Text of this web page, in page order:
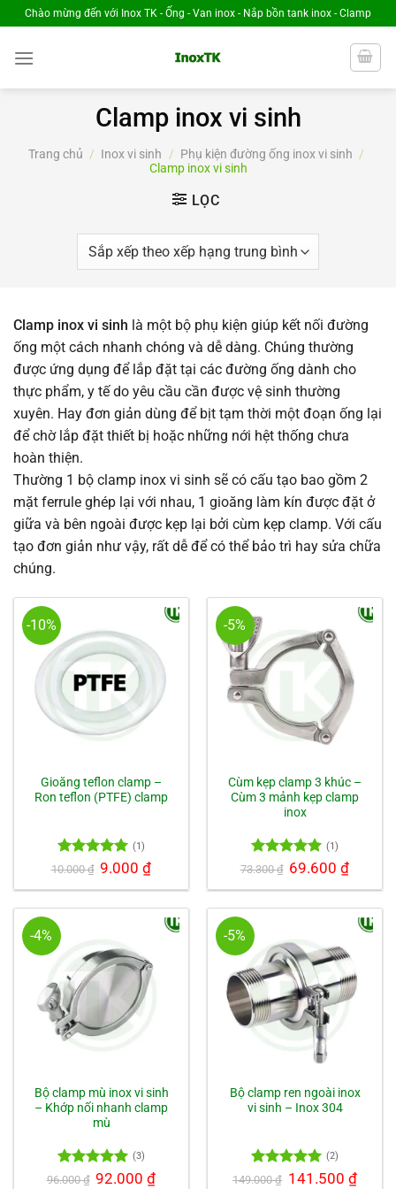
Chuyển
đến
nội
Chào mừng đến với Inox TK - Ống - Van inox - Nắp bồn tank inox - Clamp
Clamp inox vi sinh
Trang chủ / Inox vi sinh / Phụ kiện đường ống inox vi sinh /
Clamp inox vi sinh
LỌC
Clamp inox vi sinh là một bộ phụ kiện giúp kết nối đường
ống một cách nhanh chóng và dễ dàng. Chúng thường
được ứng dụng để lắp đặt tại các đường ống dành cho
thực phẩm, y tế do yêu cầu cần được vệ sinh thường
xuyên. Hay đơn giản dùng để bịt tạm thời một đoạn ống lại
để chờ lắp đặt thiết bị hoặc những nới hệt thống chưa
hoàn thiện.
Thường 1 bộ clamp inox vi sinh sẽ có cấu tạo bao gồm 2
mặt ferrule ghép lại với nhau, 1 gioăng làm kín được đặt ở
giữa và bên ngoài được kẹp lại bởi cùm kẹp clamp. Với cấu
tạo đơn giản như vậy, rất dễ để có thể bảo trì hay sửa chữa
chúng.
-10%
Gioăng teflon clamp –
Ron teflon (PTFE) clamp
Được xếp
5 sao
(1)
10.000₫ Giá
gốc
là:
9.000₫Giá
tại
9.000 ₫.
-5%
Cùm kẹp clamp 3 khúc –
Cùm 3 mảnh kẹp clamp
inox
Được xếp
5 sao
(1)
73.300₫ Giá
gốc
là:
69.600₫Giá
tại
69.600 ₫.
-4%
Bộ clamp mù inox vi sinh
– Khớp nối nhanh clamp
mù
Được xếp
(3)
96.000₫ Giá
92.000₫Giá
-5%
Bộ clamp ren ngoài inox
vi sinh – Inox 304
Được xếp
(2)
149.000₫ Giá
141.500 ₫Giá